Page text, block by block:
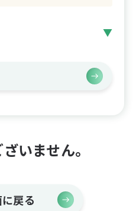
いません。
戻る